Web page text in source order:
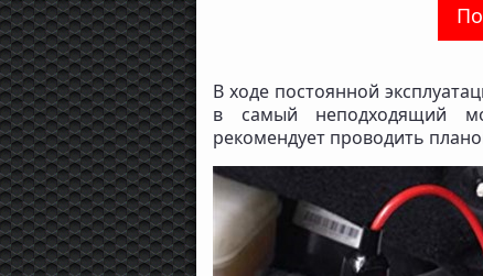
В ходе постоянной
в самый неподходящий
рекомендует проводить